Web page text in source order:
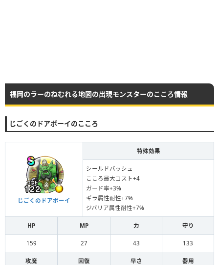
福岡のラーのねむれる地図の出現モンスターのこころ情報
じごくのドアボーイのこころ
じごくのドアボーイ
特殊効果
シールドバッシュ
こころ最大コスト+4
ガード率+3%
ギラ属性耐性+7%
ジバリア属性耐性+7%
HP MP 力 守り
159 27 43 133
攻魔 回復 早さ 器用